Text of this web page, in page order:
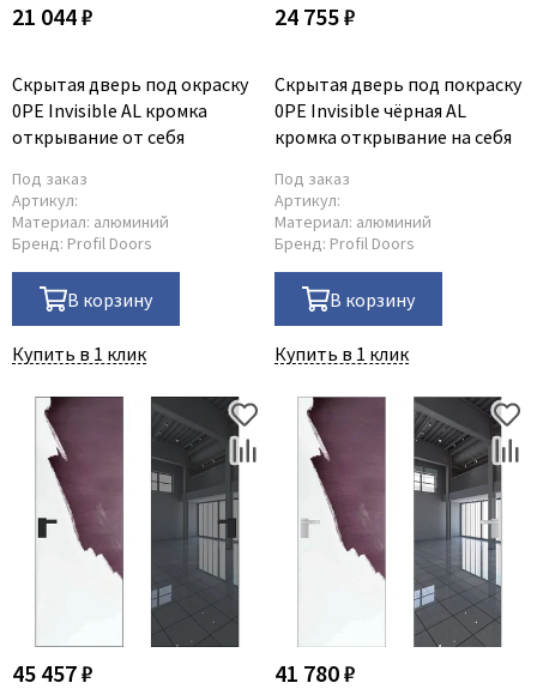
21 044 ₽
Скрытая дверь под окраску
0PE Invisible AL кромка
открывание от себя
Под заказ
Артикул:
Материал: алюминий
Бренд: Profil Doors
В корзину
Купить в 1 клик
24 755 ₽
Скрытая дверь под покраску
0PE Invisible чёрная AL
кромка открывание на себя
Под заказ
Артикул:
Материал: алюминий
Бренд: Profil Doors
В корзину
Купить в 1 клик
45 457 ₽ 41 780 ₽